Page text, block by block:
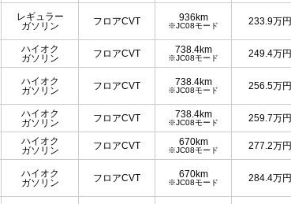
レギュラー
ガソリン
フロアCVT 936km
※JC08モード 233.9万円
ハイオク
ガソリン
フロアCVT 738.4km
※JC08モード 249.4万円
ハイオク
ガソリン
フロアCVT 738.4km
※JC08モード 256.5万円
ハイオク
ガソリン
フロアCVT 738.4km
※JC08モード 259.7万円
ハイオク
ガソリン
フロアCVT 670km
※JC08モード 277.2万円
ハイオク
ガソリン
フロアCVT 670km
※JC08モード 284.4万円